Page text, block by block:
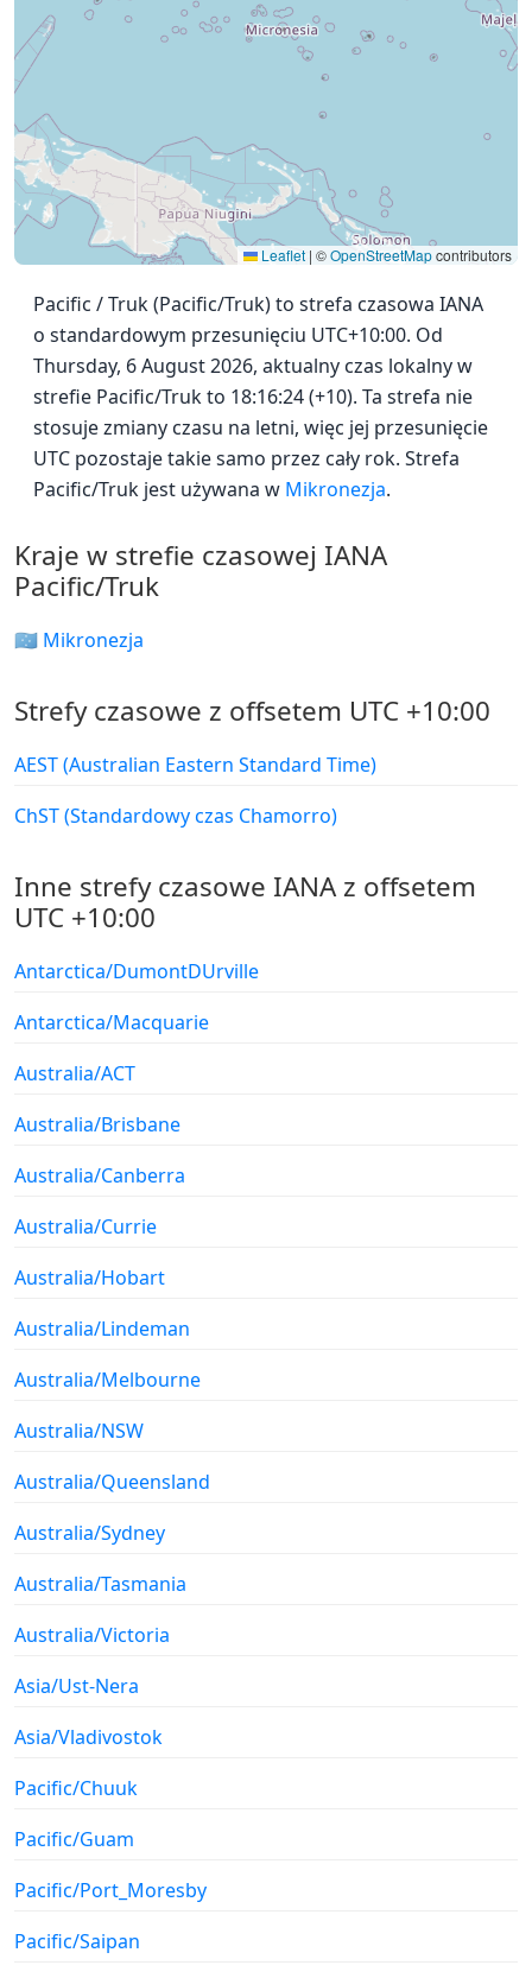
Leaflet | ©OpenStreetMapcontributors
Pacific / Truk (Pacific/Truk) to strefa czasowa IANA
o standardowym przesunięciu UTC+10:00. Od
Thursday, 6 August 2026, aktualny czas lokalny w
strefie Pacific/Truk to 18:16:24 (+10). Ta strefa nie
stosuje zmiany czasu na letni, więc jej przesunięcie
UTC pozostaje takie samo przez cały rok. Strefa
Pacific/Truk jest używana w Mikronezja.
Kraje w strefie czasowej IANA
Pacific/Truk
🇫🇲 Mikronezja
Strefy czasowe z offsetem UTC +10:00
AEST (Australian Eastern Standard Time)
ChST (Standardowy czas Chamorro)
Inne strefy czasowe IANA z offsetem
UTC +10:00
Antarctica/DumontDUrville
Antarctica/Macquarie
Australia/ACT
Australia/Brisbane
Australia/Canberra
Australia/Currie
Australia/Hobart
Australia/Lindeman
Australia/Melbourne
Australia/NSW
Australia/Queensland
Australia/Sydney
Australia/Tasmania
Australia/Victoria
Asia/Ust-Nera
Asia/Vladivostok
Pacific/Chuuk
Pacific/Guam
Pacific/Port_Moresby
Pacific/Saipan